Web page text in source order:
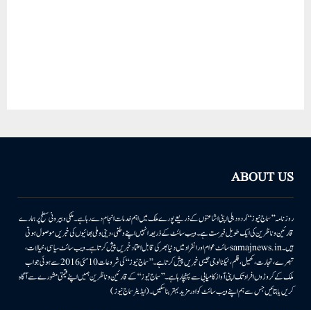
ABOUT US
روزنامہ ’’سماج نیوز‘‘ اُردو دہلی اپنی اشاعتوں کے ذریعے پورے ملک میں اہم خدمات انجام دے رہا ہے۔ ملکی وبیرونی سطح پر ہمارے
قارئین وناظرین کی ایک طویل فہرست ہے۔ ویب سائٹ کے ذریعہ انہیں اپنے وطنی، دینی وملی بھائیوں کی خبریں موصول ہوتی
ہیں۔samajnews.inسائٹ عوام اور انفراد میں دنیا بھر کی قابل اعتماد خبریں پیش کرتا ہے۔ ویب سائٹ سیاسی، خیالات،
تبصرے، تجارت، کھیل، فلم، ٹیکنالوجی جیسی خبریں پیش کرتا ہے۔ ’’سماج نیوز‘‘ کی شروعات 10مئی 2016 سے ہوئی جو اب
ملک کے کروڑوں افراد تک اپنی آواز کامیابی سے پہنچا رہا ہے۔ ’’سماج نیوز‘‘ کے قارئین وناظرین ہمیں اپنے قیمتی مشورے سے آگاہ
کریں یا بتائیں جس سے ہم اپنے ویب سائٹ کو اور مزید بہتر بناسکیں۔ (ایڈیٹر سماج نیوز)